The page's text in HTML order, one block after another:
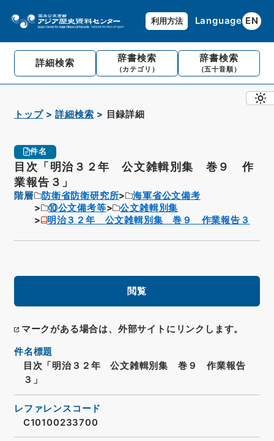
利用方法 Language EN
詳細検索 辞書検索
（カテゴリ）
辞書検索
（五十音順）
トップ 詳細検索 目録詳細
件名
目次「明治３２年 公文雑輯別集 巻９ 作
業報告３」
階層 防衛省防衛研究所
海軍省公文備考
⑩公文備考等
公文雑輯別集
明治３２年 公文雑輯別集 巻９ 作業報告３
閲覧
マークがある場合は、外部サイトにリンクします。
件名標題
目次「明治３２年 公文雑輯別集 巻９ 作業報告
３」
レファレンスコード
C10100233700